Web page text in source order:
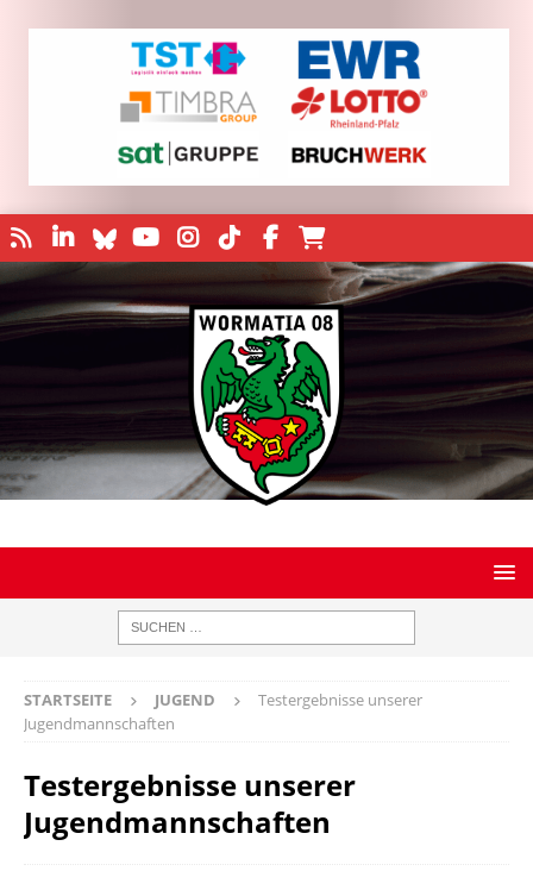
STARTSEITE JUGEND
Testergebnisse unserer
Jugendmannschaften
Testergebnisse unserer
Jugendmannschaften